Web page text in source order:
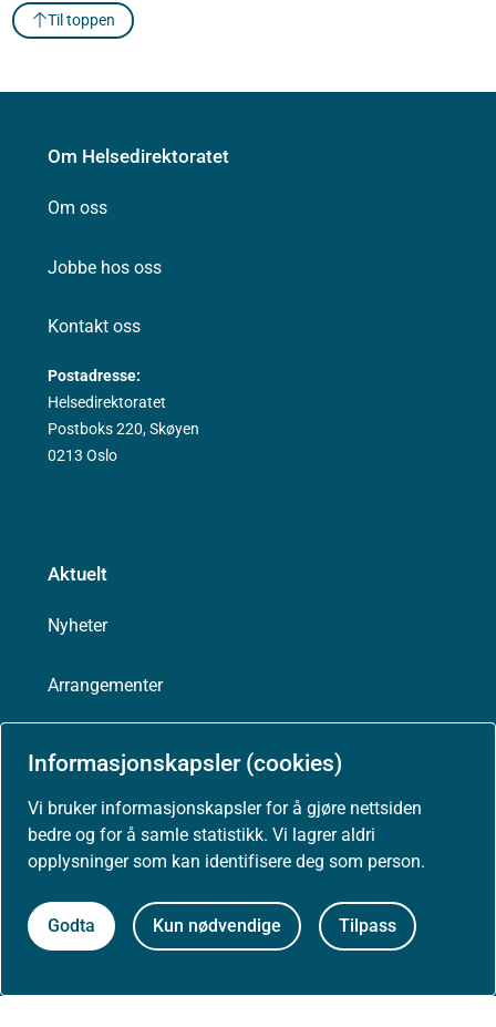
Informasjonskapsler (cookies)
Vi bruker informasjonskapsler for å gjøre nettsiden
bedre og for å samle statistikk. Vi lagrer aldri
opplysninger som kan identifisere deg som person.
Godta Kun nødvendige Tilpass
Til toppen
Om Helsedirektoratet
Om oss
Jobbe hos oss
Kontakt oss
Postadresse:
Helsedirektoratet
Postboks 220, Skøyen
0213 Oslo
Aktuelt
Nyheter
Arrangementer
Presse
Om nettstedet